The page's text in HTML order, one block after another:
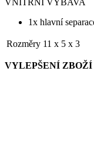
1x hlavní
Rozměry 11 x 5 x 3
VYLEPŠENÍ ZBOŽÍ